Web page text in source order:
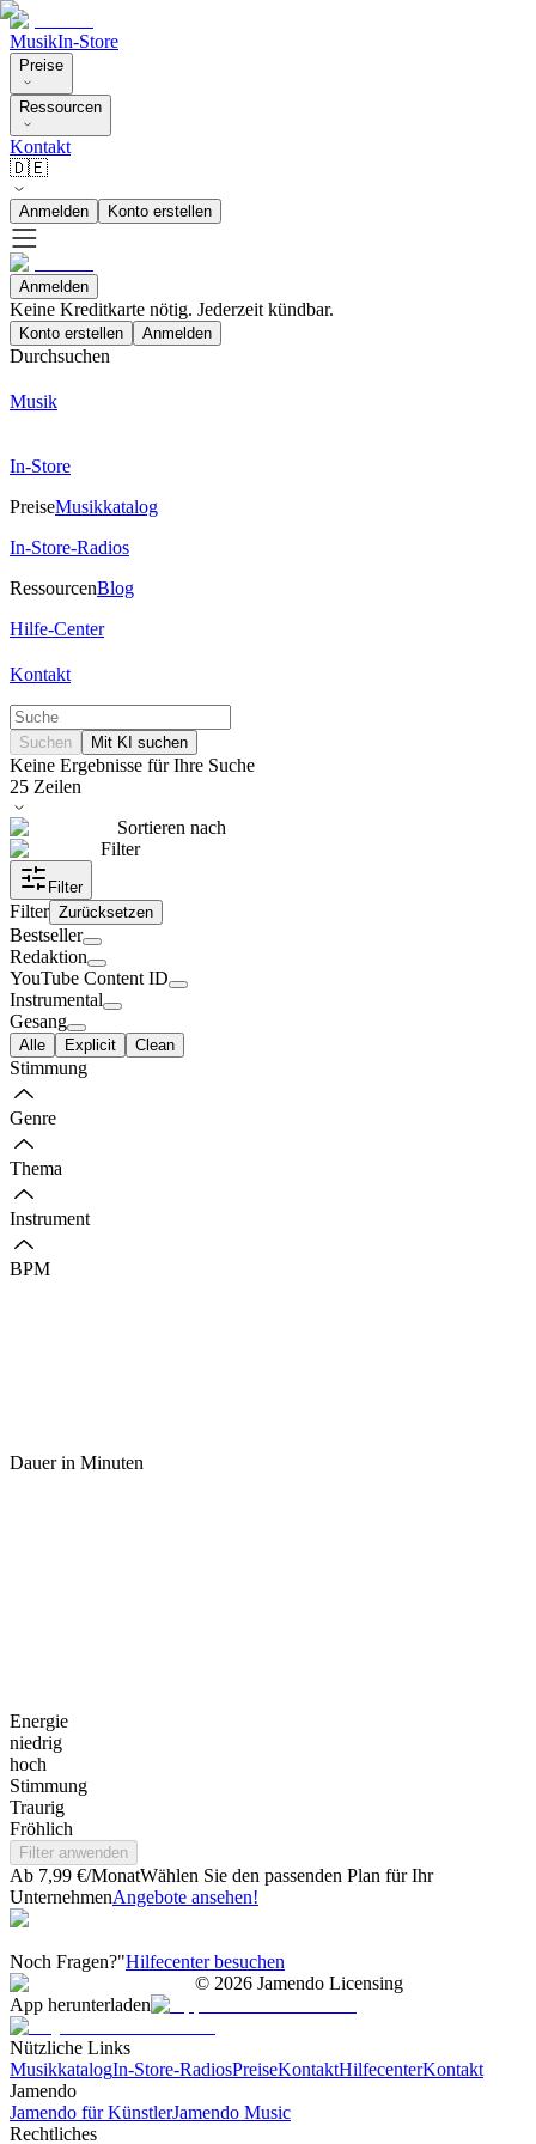
MusikIn-Store
Preise
Ressourcen
Kontakt
🇩🇪
Anmelden Konto erstellen
Anmelden
Keine Kreditkarte nötig. Jederzeit kündbar.
Konto erstellen Anmelden
Durchsuchen
Musik
In-Store
PreiseMusikkatalog
In-Store-Radios
RessourcenBlog
Hilfe-Center
Kontakt
Suchen Mit KI suchen
Keine Ergebnisse für Ihre Suche
25 Zeilen
Sortieren nach
Filter
Filter
Filter Zurücksetzen
Bestseller
Redaktion
YouTube Content ID
Instrumental
Gesang
Alle Explicit Clean
Stimmung
Genre
Thema
Instrument
BPM
Dauer in Minuten
Energie
niedrig
hoch
Stimmung
Traurig
Fröhlich
Filter anwenden
Ab 7,99 €/MonatWählen Sie den passenden Plan für Ihr
UnternehmenAngebote ansehen!
Noch Fragen?"Hilfecenter besuchen
© 2026 Jamendo Licensing
App herunterladen
Nützliche Links
MusikkatalogIn-Store-RadiosPreiseKontaktHilfecenterKontakt
Jamendo
Jamendo für KünstlerJamendo Music
Rechtliches